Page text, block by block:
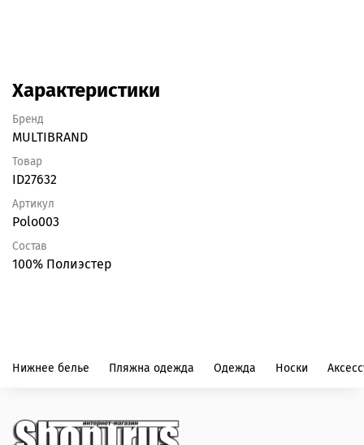
Характеристики
Бренд
MULTIBRAND
Товар
ID27632
Артикул
Polo003
Состав
100% Полиэстер
Нижнее белье Пляжна одежда Одежда Носки